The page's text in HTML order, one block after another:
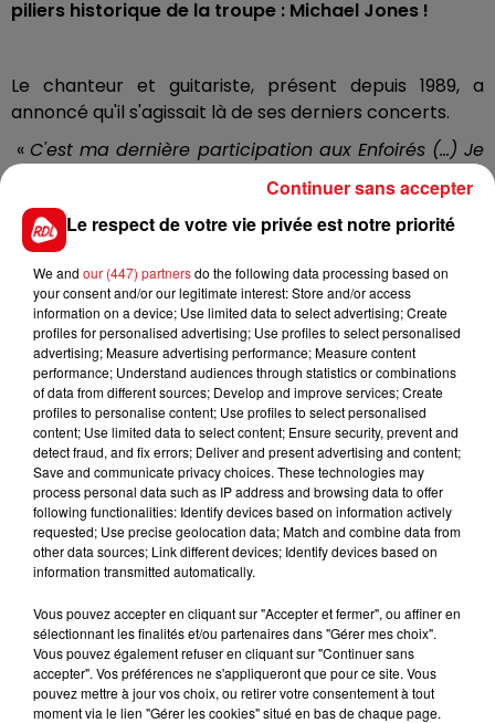
piliers historique de la troupe : Michael Jones !
Le chanteur et guitariste, présent depuis 1989, a
annoncé qu'il s'agissait là de ses derniers concerts.
«C'est ma dernière participation aux Enfoirés (...) Je
me suis dit que je serais plus utile ailleurs.
Maintenant il y a assez de jeunes artistes, de talents
qui sont là». Des propos qu'il a tenu sur ses réseaux
sociaux et en plateau.
Rassurons-nous, Michael Jones précise qu' il
continuera de soutenir activement la cause des
Restos du Coeur : «L'année prochaine, je projette, s'ils
peuvent ouvrir, de faire une tournée des Restos du
Coeur et d'aller jouer pour les bénévoles, là où les
gens viennent manger !
Sa contribution est loin d’être terminé !
FIL D'ACTUS
Le respect de votre vie privée est notre priorité
We and our (447) partnersdo the following data processing based on
your consent and/or our legitimate interest: Store and/or access
information on a device; Use limited data to select advertising; Create
profiles for personalised advertising; Use profiles to select personalised
advertising; Measure advertising performance; Measure content
performance; Understand audiences through statistics or combinations
of data from different sources; Develop and improve services; Create
profiles to personalise content; Use profiles to select personalised
content; Use limited data to select content; Ensure security, prevent and
detect fraud, and fix errors; Deliver and present advertising and content;
Save and communicate privacy choices. These technologies may
process personal data such as IP address and browsing data to offer
following functionalities: Identify devices based on information actively
requested; Use precise geolocation data; Match and combine data from
other data sources; Link different devices; Identify devices based on
information transmitted automatically.
Vous pouvez accepter en cliquant sur "Accepter et fermer", ou affiner en
sélectionnant les finalités et/ou partenaires dans "Gérer mes choix".
Vous pouvez également refuser en cliquant sur "Continuer sans
accepter". Vos préférences ne s'appliqueront que pour ce site. Vous
pouvez mettre à jour vos choix, ou retirer votre consentement à tout
moment via le lien "Gérer les cookies" situé en bas de chaque page.
Continuer sans accepter